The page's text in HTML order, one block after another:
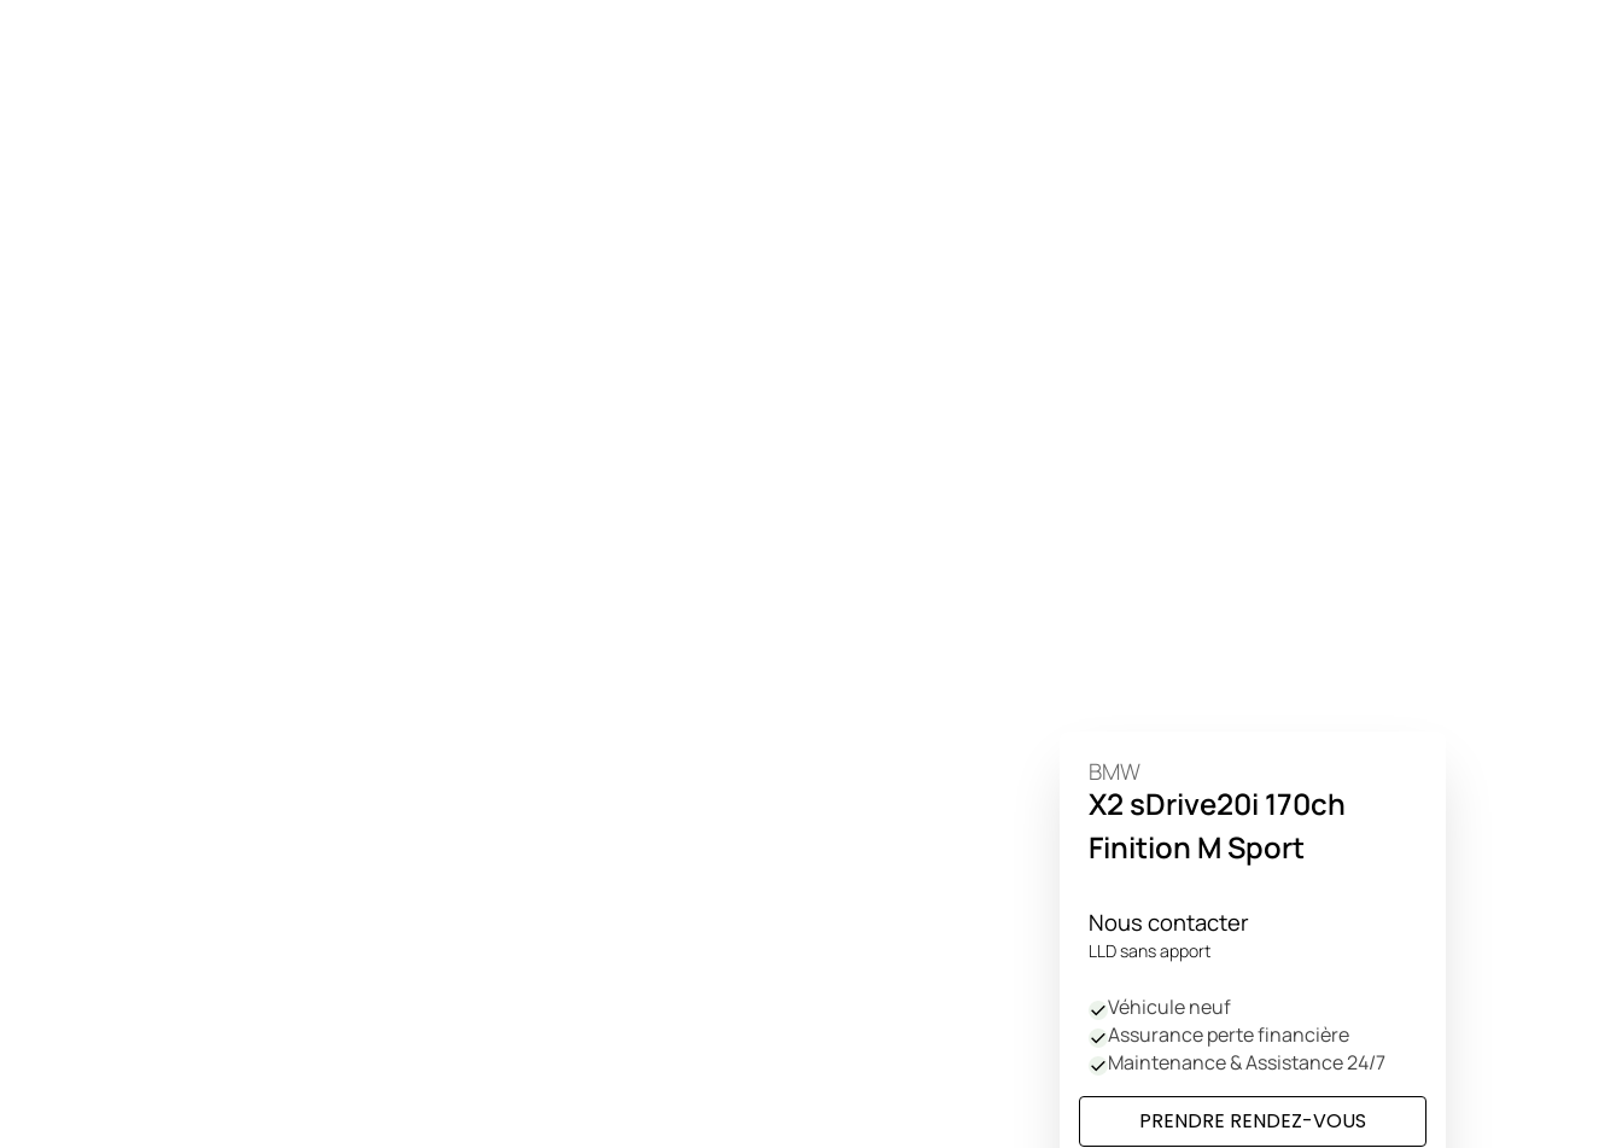
BMW
X2 sDrive20i 170ch
Finition M Sport
Nous contacter
LLD sans apport
Véhicule neuf
Assurance perte financière
Maintenance & Assistance 24/7
PRENDRE RENDEZ-VOUS